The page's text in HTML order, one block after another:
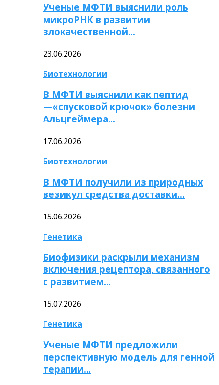
Ученые МФТИ выяснили роль
микроРНК в развитии
злокачественной…
23.06.2026
Биотехнологии
В МФТИ выяснили как пептид
—«спусковой крючок» болезни
Альцгеймера…
17.06.2026
Биотехнологии
В МФТИ получили из природных
везикул средства доставки…
15.06.2026
Генетика
Биофизики раскрыли механизм
включения рецептора, связанного
с развитием…
15.07.2026
Генетика
Ученые МФТИ предложили
перспективную модель для генной
терапии…